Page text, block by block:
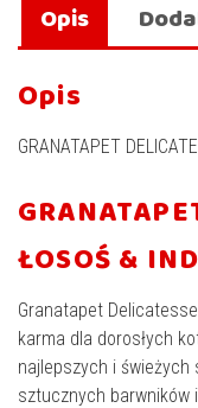
Opis
Opis
GRANATAPET
ŁOSOŚ &
Granatapet
karma dla dorosłych
najlepszych i świeżych
sztucznych